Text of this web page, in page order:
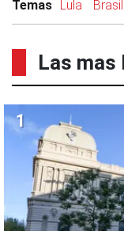
Temas Lula Brasil
Las mas